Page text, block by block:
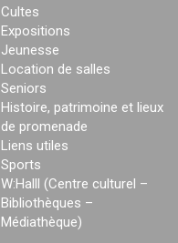
Cultes
Expositions
Jeunesse
Location de salles
Seniors
Histoire, patrimoine et lieux
de promenade
Liens utiles
Sports
W:Halll (Centre culturel –
Bibliothèques –
Médiathèque)